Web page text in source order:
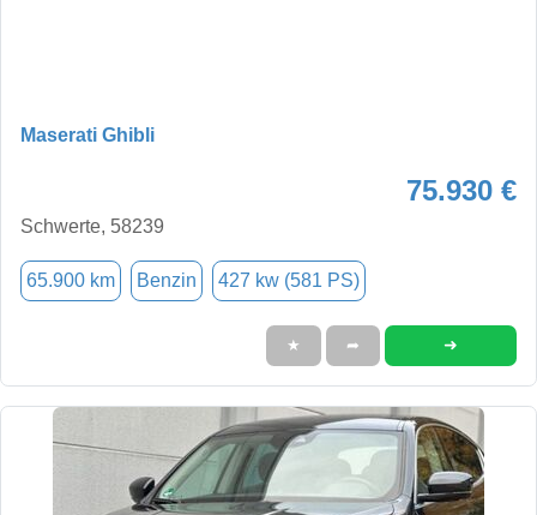
Maserati Ghibli
75.930 €
Schwerte, 58239
65.900 km Benzin 427 kw (581 PS)
★ ➦ ➜